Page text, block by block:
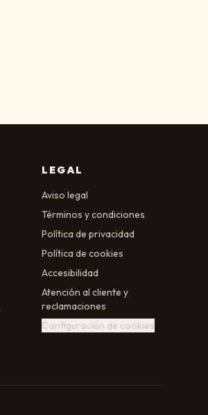
LEGAL
Aviso legal
Términos y condiciones
Política de privacidad
Política de cookies
Accesibilidad
Atención al cliente y
reclamaciones
Configuración de cookies